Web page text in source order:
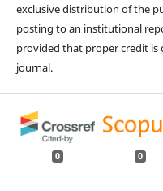
exclusive distribution of the
posting to an institutional
provided that proper credit
journal.
0 0